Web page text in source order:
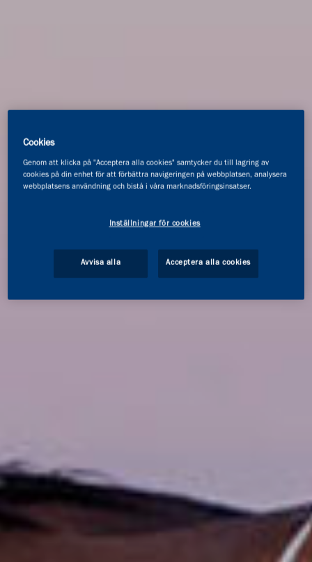
Cookies
Genom att klicka på "Acceptera alla cookies" samtycker du till lagring av
cookies på din enhet för att förbättra navigeringen på webbplatsen, analysera
webbplatsens användning och bistå i våra marknadsföringsinsatser.
Inställningar för cookies
Avvisa alla Acceptera alla cookies